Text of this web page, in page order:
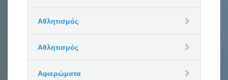
Αθλητισμός
Αθλητισμός
Αφιερώματα